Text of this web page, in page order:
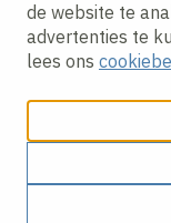
de website te
advertenties te
lees ons
Cookies